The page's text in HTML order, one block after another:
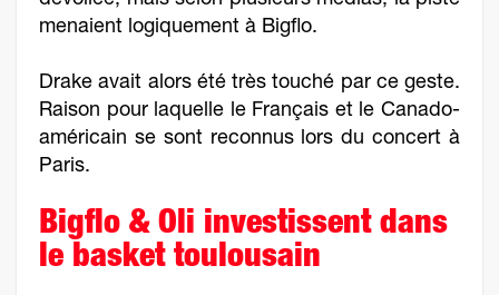
menaient logiquement à Bigflo.
Drake avait alors été très touché par ce geste.
Raison pour laquelle le Français et le Canado-
américain se sont reconnus lors du concert à
Paris.
Bigflo & Oli investissent dans
le basket toulousain